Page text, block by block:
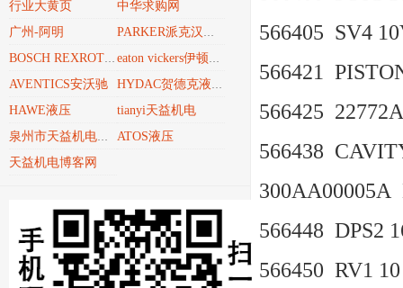
行业大黄页
中华求购网
广州-阿明
PARKER派克汉尼汾
BOSCH REXROTH博世力士乐REXROTH eaton vickers伊顿威格士
AVENTICS安沃驰 HYDAC贺德克液压技术
HAWE液压 tianyi天益机电
泉州市天益机电贸易有限公司
ATOS液压
天益机电博客网
566405 SV4
566421
566425
566438
300AA00005A
566448 DPS2
566450 RV1 10